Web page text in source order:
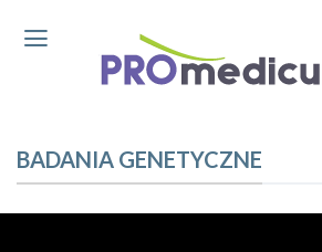
BADANIA GENETYCZNE